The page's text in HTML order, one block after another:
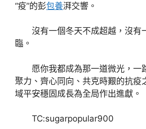
“疫”的彭包養湃交響。
沒有一個冬天不成超越，沒有
臨。
愿你我都成為那一道微光，一
聚力、齊心同向、共克時艱的抗疫
域平安穩固成長為全局作出進獻。
TC:sugarpopular900